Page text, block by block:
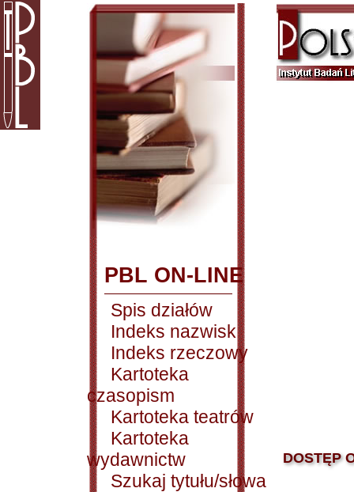
PBL ON-LINE
Spis działów
Indeks nazwisk
Indeks rzeczowy
Kartoteka
czasopism
Kartoteka teatrów
Kartoteka
wydawnictw
Szukaj tytułu/słowa
DOSTĘP